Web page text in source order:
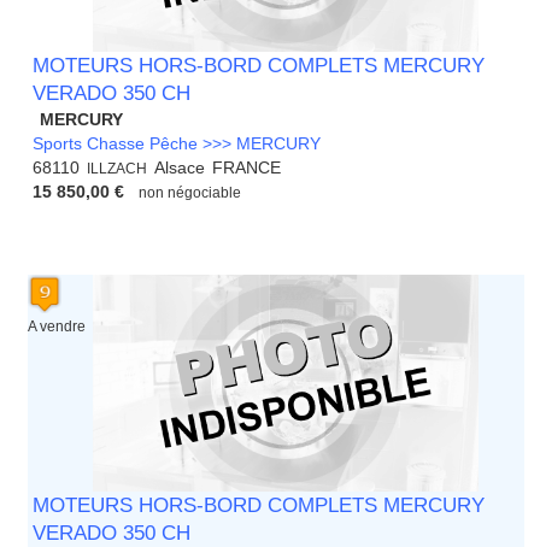
MOTEURS HORS-BORD COMPLETS MERCURY
VERADO 350 CH
MERCURY
Sports Chasse Pêche >>> MERCURY
68110
ILLZACH Alsace FRANCE
15 850,00 €
non négociable
A vendre
MOTEURS HORS-BORD COMPLETS MERCURY
VERADO 350 CH